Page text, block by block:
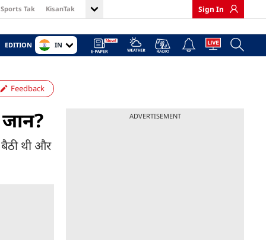
Sports Tak KisanTak Sign In
EDITION IN
Feedback
थी और
ADVERTISEMENT